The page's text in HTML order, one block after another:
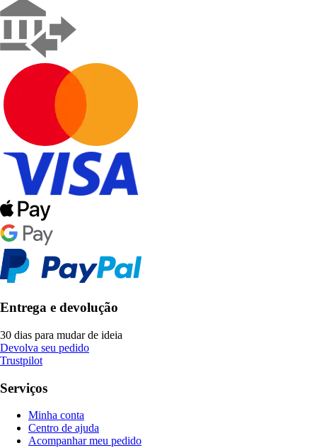
Entrega e devolução
30 dias para mudar de ideia
Devolva seu pedido
Trustpilot
Serviços
Minha conta
Centro de ajuda
Acompanhar meu pedido